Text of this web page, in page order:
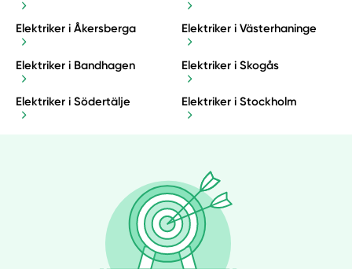
Elektriker i Åkersberga Elektriker i Västerhaninge
Elektriker i Bandhagen Elektriker i Skogås
Elektriker i Södertälje Elektriker i Stockholm